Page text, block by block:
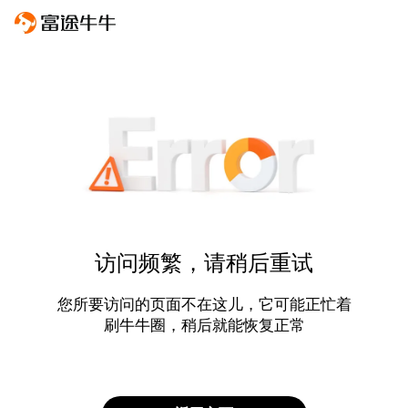
访问频繁，请稍后重试
您所要访问的页面不在这儿，它可能正忙着
刷牛牛圈，稍后就能恢复正常